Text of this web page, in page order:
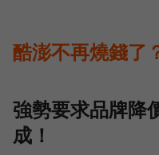
酷澎不再燒錢了
強勢要求品牌降
成！